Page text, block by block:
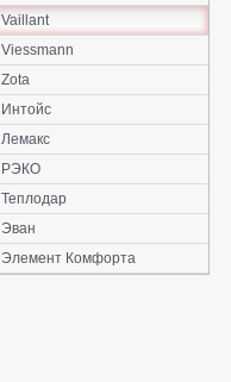
Vaillant
Viessmann
Zota
Интойс
Лемакс
РЭКО
Теплодар
Эван
Элемент Комфорта